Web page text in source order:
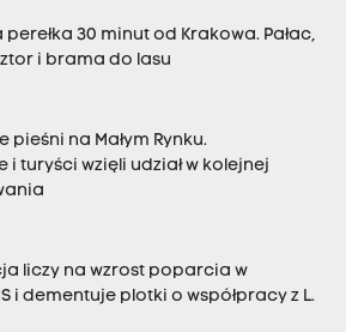
perełka 30 minut od Krakowa. Pałac,
i brama do lasu
pieśni na Małym Rynku.
i turyści wzięli udział w kolejnej
liczy na wzrost poparcia w
i dementuje plotki o współpracy z L.